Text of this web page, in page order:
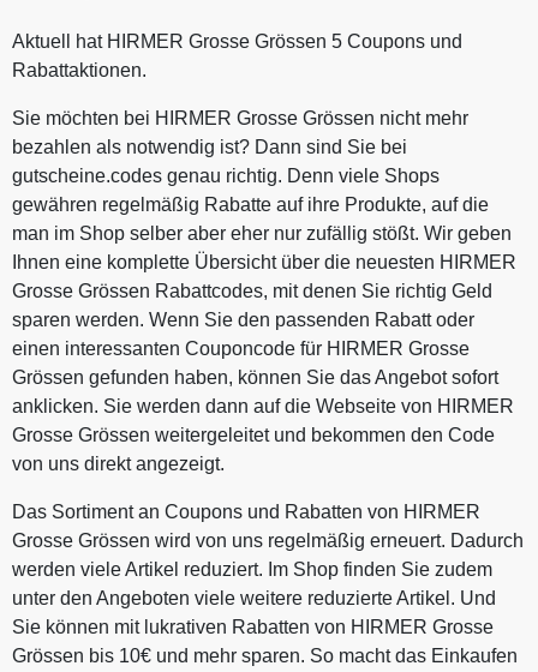
Aktuell hat HIRMER Grosse Grössen 5 Coupons und
Rabattaktionen.
Sie möchten bei HIRMER Grosse Grössen nicht mehr
bezahlen als notwendig ist? Dann sind Sie bei
gutscheine.codes genau richtig. Denn viele Shops
gewähren regelmäßig Rabatte auf ihre Produkte, auf die
man im Shop selber aber eher nur zufällig stößt. Wir geben
Ihnen eine komplette Übersicht über die neuesten HIRMER
Grosse Grössen Rabattcodes, mit denen Sie richtig Geld
sparen werden. Wenn Sie den passenden Rabatt oder
einen interessanten Couponcode für HIRMER Grosse
Grössen gefunden haben, können Sie das Angebot sofort
anklicken. Sie werden dann auf die Webseite von HIRMER
Grosse Grössen weitergeleitet und bekommen den Code
von uns direkt angezeigt.
Das Sortiment an Coupons und Rabatten von HIRMER
Grosse Grössen wird von uns regelmäßig erneuert. Dadurch
werden viele Artikel reduziert. Im Shop finden Sie zudem
unter den Angeboten viele weitere reduzierte Artikel. Und
Sie können mit lukrativen Rabatten von HIRMER Grosse
Grössen bis 10€ und mehr sparen. So macht das Einkaufen